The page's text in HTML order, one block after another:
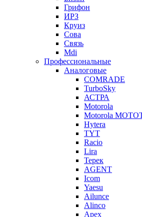
Грифон
ИРЗ
Круиз
Сова
Связь
Mdi
Профессиональные
Аналоговые
COMRADE
TurboSky
АСТРА
Motorola
Motorola
Hytera
TYT
Racio
Lira
Терек
AGENT
Icom
Yaesu
Ailunce
Alinco
Apex